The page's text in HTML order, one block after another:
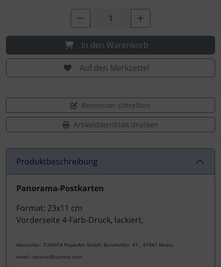
In den Warenkorb
Auf den Merkzettel
Rezension schreiben
Artikeldatenblatt drucken
Produktbeschreibung
Produktbeschreibung
Panorama-Postkarten
Format: 23x11 cm
Vorderseite 4-Farb-Druck, lackiert,
Hersteller: TUSHITA PaperArt GmbH, Bahnhofstr. 47 , 47447 Moers
email: service@tushita.com